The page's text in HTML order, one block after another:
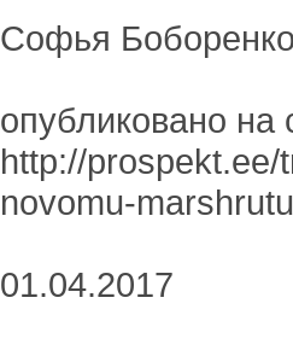
Софья Боборенко
опубликовано на
http://
novomu-
01.04.2017